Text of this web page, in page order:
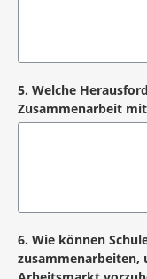
5. Welche
Zusammenarbeit
6. Wie können
zusammenarbeiten,